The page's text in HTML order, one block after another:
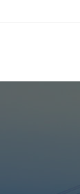
へ
ョ